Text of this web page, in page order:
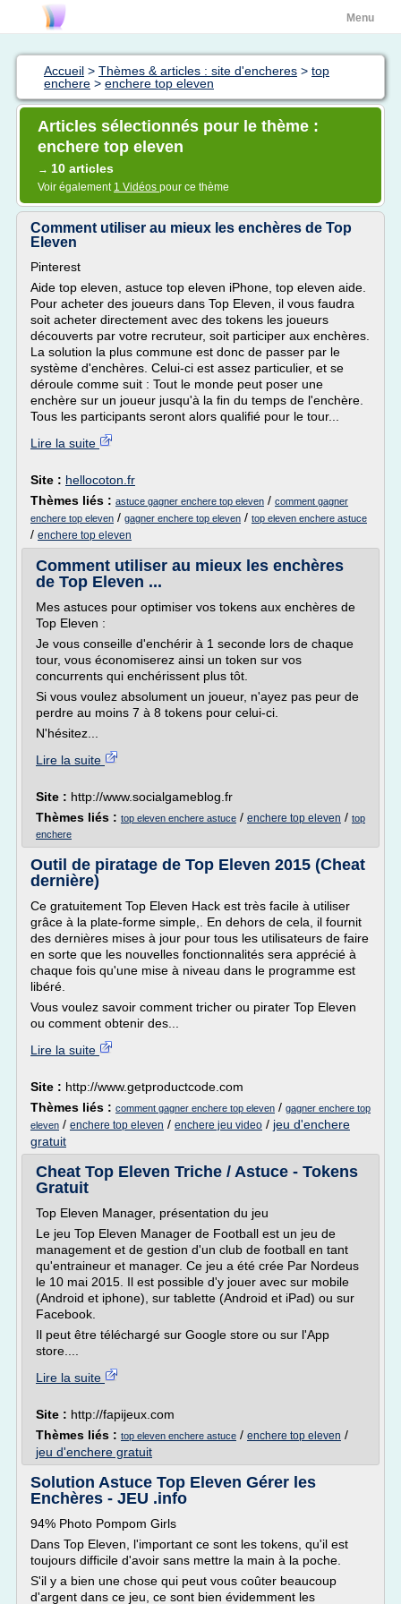
Menu
Accueil > Thèmes & articles : site d'encheres > top
enchere > enchere top eleven
Articles sélectionnés pour le thème :
enchere top eleven
→ 10 articles
Voir également 1 Vidéos pour ce thème
Comment utiliser au mieux les enchères de Top
Eleven
Pinterest
Aide top eleven, astuce top eleven iPhone, top eleven aide.
Pour acheter des joueurs dans Top Eleven, il vous faudra
soit acheter directement avec des tokens les joueurs
découverts par votre recruteur, soit participer aux enchères.
La solution la plus commune est donc de passer par le
système d'enchères. Celui-ci est assez particulier, et se
déroule comme suit : Tout le monde peut poser une
enchère sur un joueur jusqu'à la fin du temps de l'enchère.
Tous les participants seront alors qualifié pour le tour...
Lire la suite
Site : hellocoton.fr
Thèmes liés : astuce gagner enchere top eleven / comment gagner
enchere top eleven / gagner enchere top eleven / top eleven enchere astuce
/ enchere top eleven
Comment utiliser au mieux les enchères
de Top Eleven ...
Mes astuces pour optimiser vos tokens aux enchères de
Top Eleven :
Je vous conseille d'enchérir à 1 seconde lors de chaque
tour, vous économiserez ainsi un token sur vos
concurrents qui enchérissent plus tôt.
Si vous voulez absolument un joueur, n'ayez pas peur de
perdre au moins 7 à 8 tokens pour celui-ci.
N'hésitez...
Lire la suite
Site : http://www.socialgameblog.fr
Thèmes liés : top eleven enchere astuce / enchere top eleven / top
enchere
Outil de piratage de Top Eleven 2015 (Cheat
dernière)
Ce gratuitement Top Eleven Hack est très facile à utiliser
grâce à la plate-forme simple,. En dehors de cela, il fournit
des dernières mises à jour pour tous les utilisateurs de faire
en sorte que les nouvelles fonctionnalités sera apprécié à
chaque fois qu'une mise à niveau dans le programme est
libéré.
Vous voulez savoir comment tricher ou pirater Top Eleven
ou comment obtenir des...
Lire la suite
Site : http://www.getproductcode.com
Thèmes liés : comment gagner enchere top eleven / gagner enchere top
eleven / enchere top eleven / enchere jeu video / jeu d'enchere
gratuit
Cheat Top Eleven Triche / Astuce - Tokens
Gratuit
Top Eleven Manager, présentation du jeu
Le jeu Top Eleven Manager de Football est un jeu de
management et de gestion d'un club de football en tant
qu'entraineur et manager. Ce jeu a été crée Par Nordeus
le 10 mai 2015. Il est possible d'y jouer avec sur mobile
(Android et iphone), sur tablette (Android et iPad) ou sur
Facebook.
Il peut être téléchargé sur Google store ou sur l'App
store....
Lire la suite
Site : http://fapijeux.com
Thèmes liés : top eleven enchere astuce / enchere top eleven /
jeu d'enchere gratuit
Solution Astuce Top Eleven Gérer les
Enchères - JEU .info
94% Photo Pompom Girls
Dans Top Eleven, l'important ce sont les tokens, qu'il est
toujours difficile d'avoir sans mettre la main à la poche.
S'il y a bien une chose qui peut vous coûter beaucoup
d'argent dans ce jeu, ce sont bien évidemment les